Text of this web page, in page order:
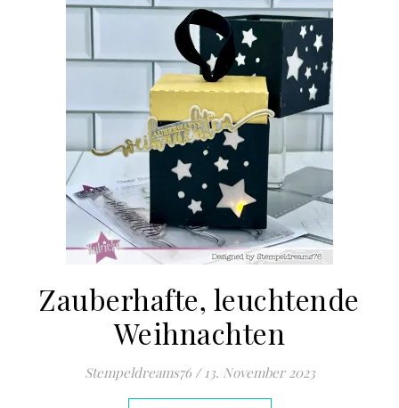
Zauberhafte, leuchtende
Weihnachten
Stempeldreams76 / 13. November 2023